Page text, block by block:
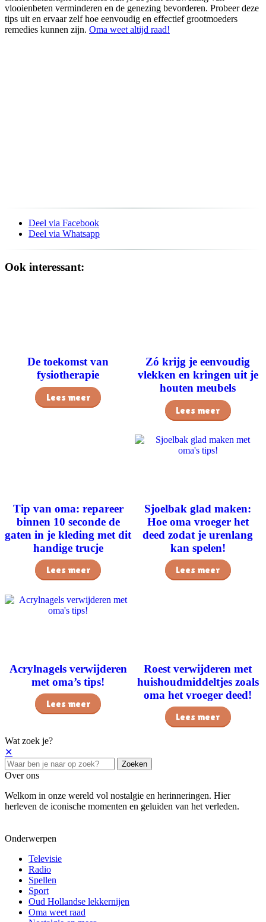
vlooienbeten verminderen en de genezing bevorderen. Probeer deze
tips uit en ervaar zelf hoe eenvoudig en effectief grootmoeders
remedies kunnen zijn. Oma weet altijd raad!
Deel via Facebook
Deel via Whatsapp
Ook interessant:
De toekomst van
fysiotherapie
Lees meer
Zó krijg je eenvoudig
vlekken en kringen uit je
houten meubels
Lees meer
Tip van oma: repareer
binnen 10 seconde de
gaten in je kleding met dit
handige trucje
Lees meer
Sjoelbak glad maken:
Hoe oma vroeger het
deed zodat je urenlang
kan spelen!
Lees meer
Acrylnagels verwijderen
met oma’s tips!
Lees meer
Roest verwijderen met
huishoudmiddeltjes zoals
oma het vroeger deed!
Lees meer
Wat zoek je?
✕
Zoeken
Over ons
Welkom in onze wereld vol nostalgie en herinneringen. Hier
herleven de iconische momenten en geluiden van het verleden.
Onderwerpen
Televisie
Radio
Spellen
Sport
Oud Hollandse lekkernijen
Oma weet raad